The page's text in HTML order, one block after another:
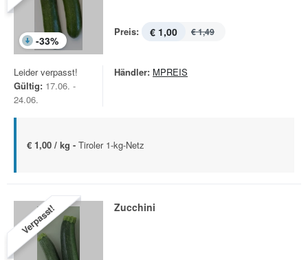
-33%
Preis: € 1,00 € 1,49
Leider verpasst!
Gültig: 17.06. -
24.06.
Händler: MPREIS
€ 1,00 / kg - Tiroler 1-kg-Netz
Verpasst! Zucchini